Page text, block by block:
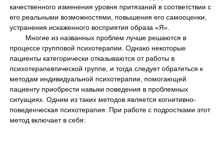
качественного изменения уровня притязаний в соответствии с
его реальными возможностями, повышения его самооценки,
устранения искаженного восприятия образа «Я».
Многие из названных проблем лучше решаются в
процессе групповой психотерапии. Однако некоторые
пациенты категорически отказываются от работы в
психотерапевтической группе, и тогда следует обратиться к
методам индивидуальной психотерапии, помогающей
пациенту приобрести навыки поведения в проблемных
ситуациях. Одним из таких методов является когнитивно-
поведенческая психотерапия. При работе с подростками этот
метод включает в себя: